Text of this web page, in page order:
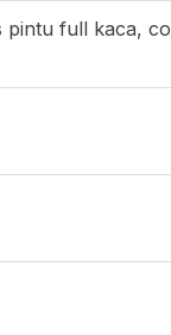
pintu full kaca,